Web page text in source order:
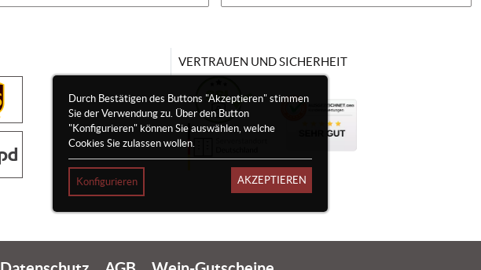
Durch Bestätigen des Buttons "Akzeptieren" stimmen
Sie der Verwendung zu. Über den Button
"Konfigurieren" können Sie auswählen, welche
Cookies Sie zulassen wollen.
Konfigurieren AKZEPTIEREN
VERTRAUEN UND SICHERHEIT